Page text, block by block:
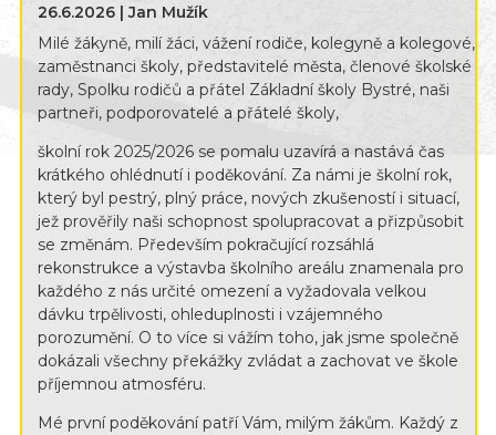
26.6.2026 | Jan Mužík
Milé žákyně, milí žáci, vážení rodiče, kolegyně a kolegové,
zaměstnanci školy, představitelé města, členové školské
rady, Spolku rodičů a přátel Základní školy Bystré, naši
partneři, podporovatelé a přátelé školy,
školní rok 2025/2026 se pomalu uzavírá a nastává čas
krátkého ohlédnutí i poděkování. Za námi je školní rok,
který byl pestrý, plný práce, nových zkušeností i situací,
jež prověřily naši schopnost spolupracovat a přizpůsobit
se změnám. Především pokračující rozsáhlá
rekonstrukce a výstavba školního areálu znamenala pro
každého z nás určité omezení a vyžadovala velkou
dávku trpělivosti, ohleduplnosti i vzájemného
porozumění. O to více si vážím toho, jak jsme společně
dokázali všechny překážky zvládat a zachovat ve škole
příjemnou atmosféru.
Mé první poděkování patří Vám, milým žákům. Každý z